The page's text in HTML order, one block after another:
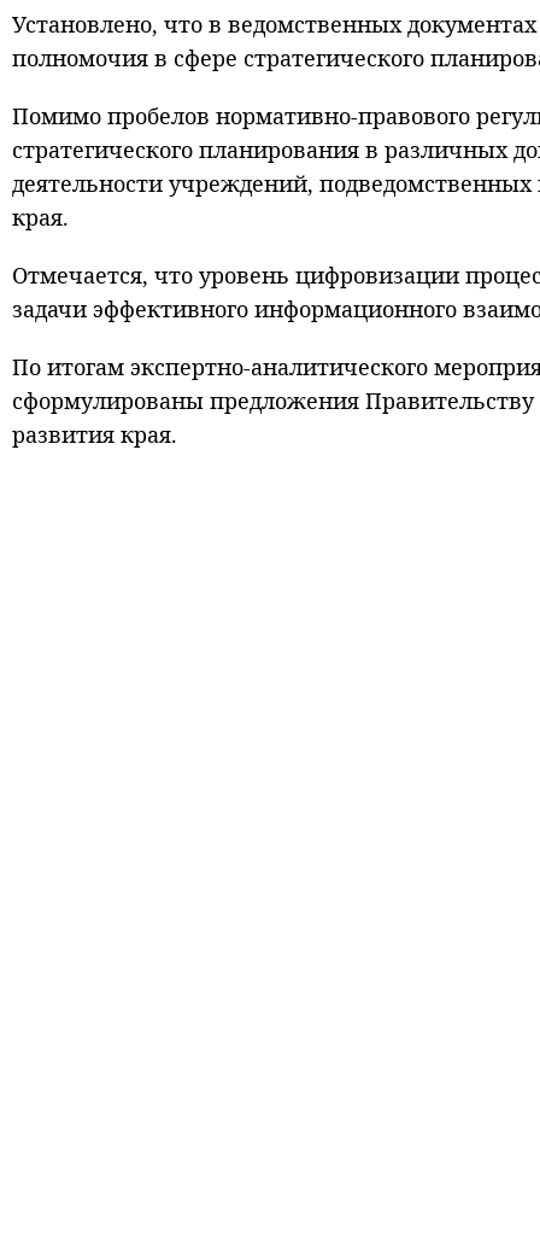
Установлено, что в ведомственных
полномочия в сфере стратегического
Помимо пробелов нормативно-правового
стратегического планирования в различных
деятельности учреждений,
края.
Отмечается, что уровень цифровизации
задачи эффективного информационного
По итогам экспертно-аналитического
сформулированы предложения
развития края.